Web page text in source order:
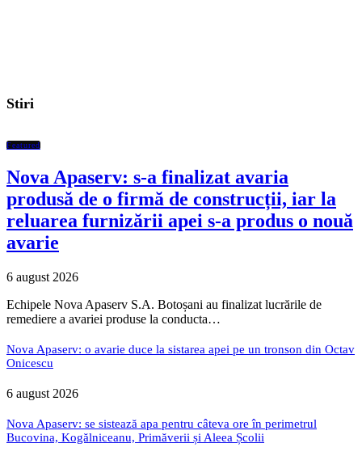
Stiri
Featured
Nova Apaserv: s-a finalizat avaria
produsă de o firmă de construcții, iar la
reluarea furnizării apei s-a produs o nouă
avarie
6 august 2026
Echipele Nova Apaserv S.A. Botoșani au finalizat lucrările de
remediere a avariei produse la conducta…
Nova Apaserv: o avarie duce la sistarea apei pe un tronson din Octav
Onicescu
6 august 2026
Nova Apaserv: se sistează apa pentru câteva ore în perimetrul
Bucovina, Kogălniceanu, Primăverii și Aleea Școlii